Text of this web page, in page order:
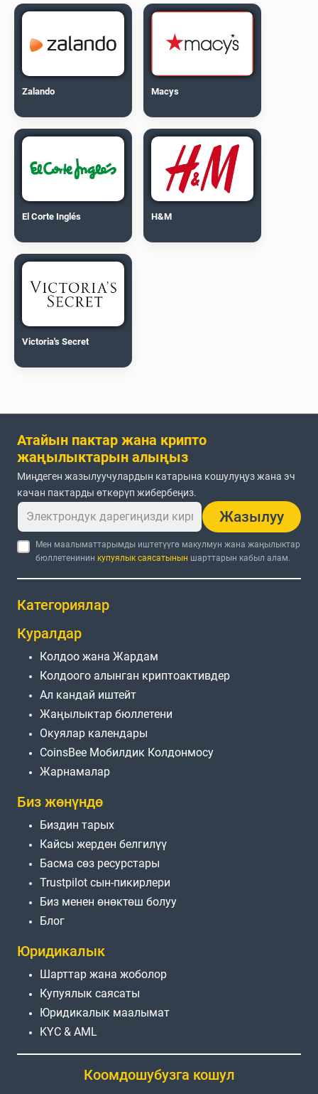
Zalando Macys
El Corte Inglés H&M
Victoria's Secret
Атайын пактар жана крипто
жаңылыктарын алыңыз
Миңдеген жазылуучулардын катарына кошулуңуз жана эч
качан пактарды өткөрүп жибербеңиз.
Жазылуу
Мен маалыматтарымды иштетүүгө макулмун жана жаңылыктар
бюллетенинин купуялык саясатынын шарттарын кабыл алам.
Категориялар
Куралдар
Колдоо жана Жардам
Колдоого алынган криптоактивдер
Ал кандай иштейт
Жаңылыктар бюллетени
Окуялар календары
CoinsBee Мобилдик Колдонмосу
Жарнамалар
Биз жөнүндө
Биздин тарых
Кайсы жерден белгилүү
Басма сөз ресурстары
Trustpilot сын-пикирлери
Биз менен өнөктөш болуу
Блог
Юридикалык
Шарттар жана жоболор
Купуялык саясаты
Юридикалык маалымат
KYC & AML
Коомдошубузга кошул